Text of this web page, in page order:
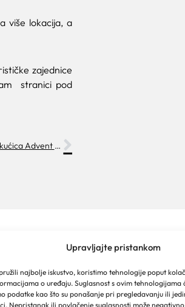
Upravljajte pristankom
najbolje iskustvo, koristimo tehnologije poput
o uređaju. Suglasnost s ovim tehnologijama
podatke kao što su ponašanje pri pregledavanju ili
Nepristanak ili povlačenje suglasnosti može
više lokacija, a
zajednice
stranici pod
Rezultati javnog poziva za dodjelu kućica Advent Makarska 2023/2024
ZAJEDNICA GRADA
put 2a
kralja Tomislava 16
Makarska